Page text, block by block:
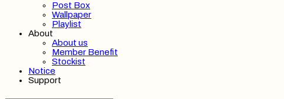
Post Box
Wallpaper
Playlist
About
About us
Member Benefit
Stockist
Notice
Support